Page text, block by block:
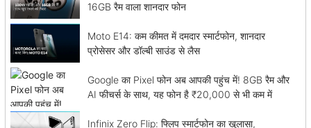
16GB रैम वाला शानदार फोन
Moto E14: कम कीमत में दमदार स्मार्टफोन, शानदार
प्रोसेसर और डॉल्बी साउंड से लैस
Google का Pixel फोन अब आपकी पहुंच में! 8GB रैम और
AI फीचर्स के साथ, यह फोन है ₹20,000 से भी कम में
Infinix Zero Flip: फ्लिप स्मार्टफोन का खुलासा,